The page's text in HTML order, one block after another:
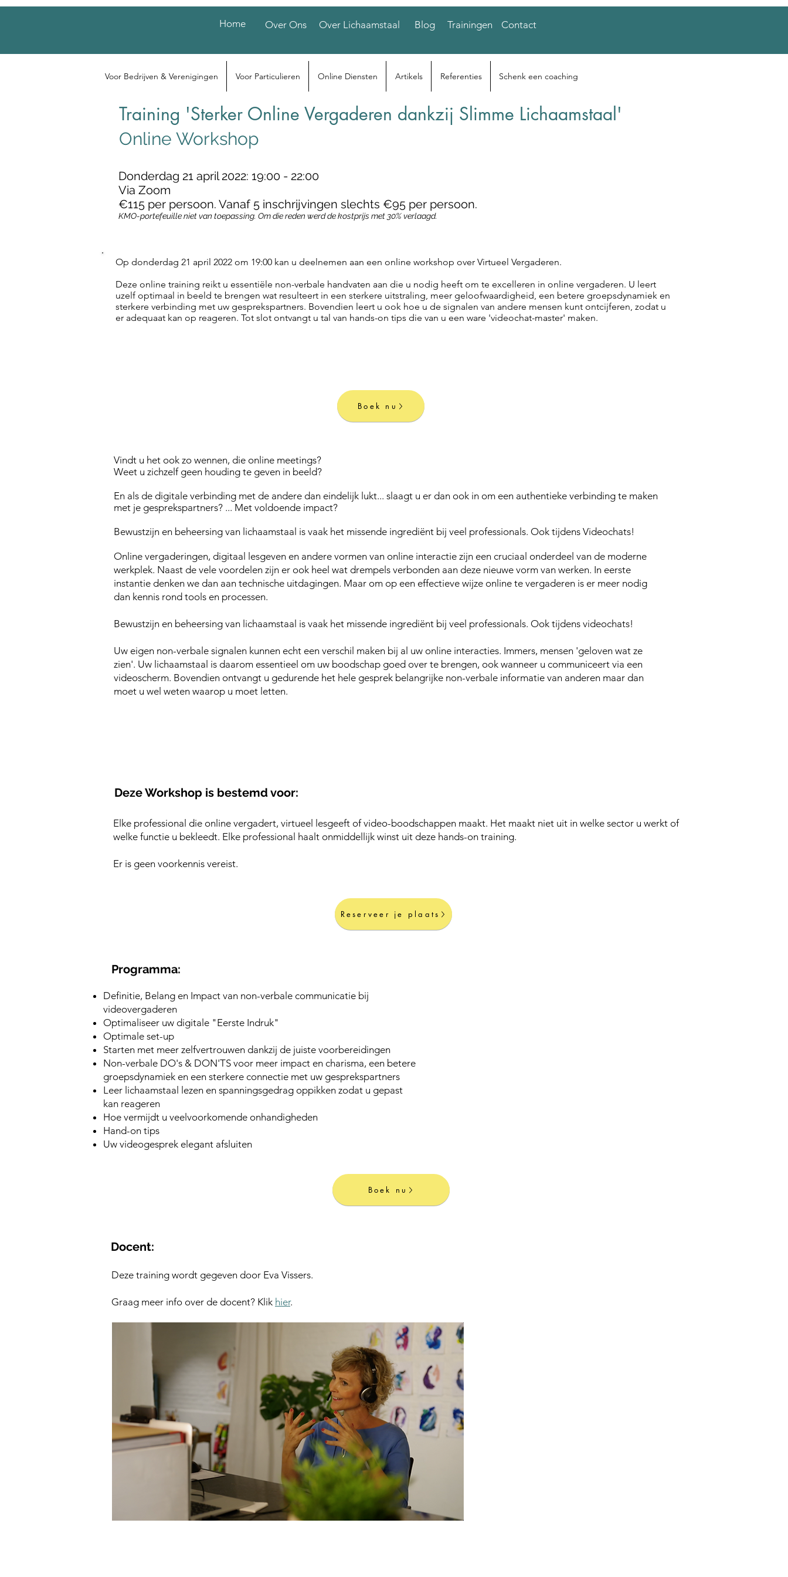
Contact
Trainingen
Blog
Over Lichaamstaal
Over Ons
Home
Voor Bedrijven & Verenigingen Voor Particulieren Online Diensten Artikels Referenties Schenk een coaching
Donderdag 21 april 2022: 19:00 - 22:00
Via Zoom
€115 per persoon. Vanaf 5 inschrijvingen slechts €95 per persoon.
KMO-portefeuille niet van toepassing. Om die reden werd de kostprijs met 30% verlaagd.
Training 'Sterker Online Vergaderen dankzij Slimme Lichaamstaal'
Online Workshop
Op donderdag 21 april 2022 om 19:00 kan u deelnemen aan een online workshop over Virtueel Vergaderen.
Deze online training reikt u essentiële non-verbale handvaten aan die u nodig heeft om te excelleren in online vergaderen. U leert
uzelf optimaal in beeld te brengen wat resulteert in een sterkere uitstraling, meer geloofwaardigheid, een betere groepsdynamiek en
sterkere verbinding met uw gesprekspartners. Bovendien leert u ook hoe u de signalen van andere mensen kunt ontcijferen, zodat u
er adequaat kan op reageren. Tot slot ontvangt u tal van hands-on tips die van u een ware 'videochat-master' maken.
Boek nu
Vindt u het ook zo wennen, die online meetings?
Weet u zichzelf geen houding te geven in beeld?
En als de digitale verbinding met de andere dan eindelijk lukt... slaagt u er dan ook in om een authentieke verbinding te maken
met je gesprekspartners? ... Met voldoende impact?
Bewustzijn en beheersing van lichaamstaal is vaak het missende ingrediënt bij veel professionals. Ook tijdens Videochats!
Online vergaderingen, digitaal lesgeven en andere vormen van online interactie zijn een cruciaal onderdeel van de moderne
werkplek. Naast de vele voordelen zijn er ook heel wat drempels verbonden aan deze nieuwe vorm van werken. In eerste
instantie denken we dan aan technische uitdagingen. Maar om op een effectieve wijze online te vergaderen is er meer nodig
dan kennis rond tools en processen.
Bewustzijn en beheersing van lichaamstaal is vaak het missende ingrediënt bij veel professionals. Ook tijdens videochats!
Uw eigen non-verbale signalen kunnen echt een verschil maken bij al uw online interacties. Immers, mensen 'geloven wat ze
zien'. Uw lichaamstaal is daarom essentieel om uw boodschap goed over te brengen, ook wanneer u communiceert via een
videoscherm. Bovendien ontvangt u gedurende het hele gesprek belangrijke non-verbale informatie van anderen maar dan
moet u wel weten waarop u moet letten.
Deze Workshop is bestemd voor:
Elke professional die online vergadert, virtueel lesgeeft of video-boodschappen maakt. Het maakt niet uit in welke sector u werkt of
welke functie u bekleedt. Elke professional haalt onmiddellijk winst uit deze hands-on training.
Er is geen voorkennis vereist.
Reserveer je plaats
Programma:
Definitie, Belang en Impact van non-verbale communicatie bij
videovergaderen
Optimaliseer uw digitale "Eerste Indruk"
Optimale set-up
Starten met meer zelfvertrouwen dankzij de juiste voorbereidingen
Non-verbale DO's & DON'TS voor meer impact en charisma, een betere
groepsdynamiek en een sterkere connectie met uw gesprekspartners
Leer lichaamstaal lezen en spanningsgedrag oppikken zodat u gepast
kan reageren
Hoe vermijdt u veelvoorkomende onhandigheden
Hand-on tips
Uw videogesprek elegant afsluiten
Boek nu
Docent:
Deze training wordt gegeven door Eva Vissers.
Graag meer info over de docent? Klik hier.